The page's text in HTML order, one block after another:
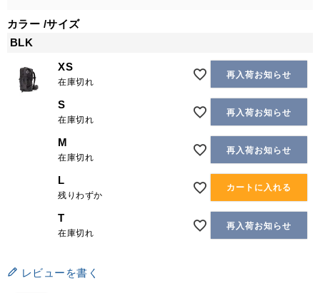
カラー サイズ
BLK
XS
在庫切れ
再入荷お知らせ
S
在庫切れ
再入荷お知らせ
M
在庫切れ
再入荷お知らせ
L
残りわずか
カートに入れる
T
在庫切れ
再入荷お知らせ
レビューを書く